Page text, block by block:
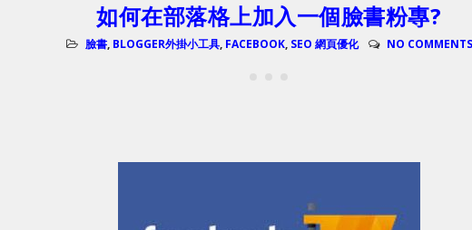
如何在部落格上加入一個臉書粉專?
臉書, BLOGGER外掛小工具, FACEBOOK, SEO 網頁優化 NO COMMENTS